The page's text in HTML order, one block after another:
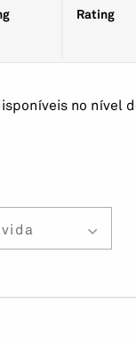
Rating
no nível